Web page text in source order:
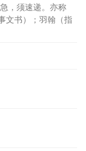
，须速递。亦称
文书）；羽翰（指